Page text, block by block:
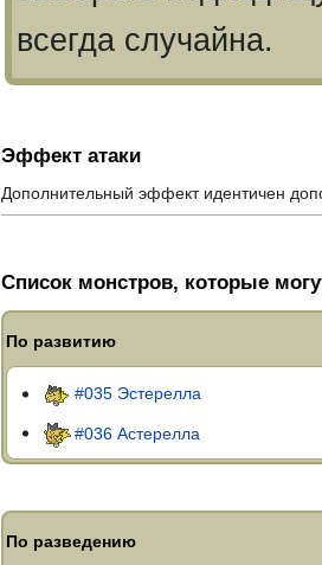
всегда случайна.
Эффект атаки
Дополнительный эффект идентичен
Список монстров, которые
По развитию
#035 Эстерелла
#036 Астерелла
По разведению